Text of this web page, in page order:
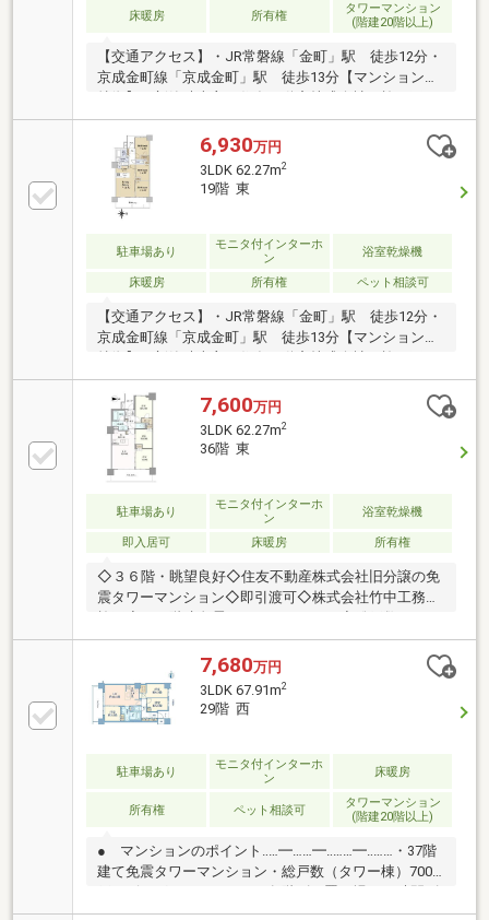
床暖房 所有権
タワーマンション
(階建20階以上)
【交通アクセス】・JR常磐線「金町」駅 徒歩12分・
京成金町線「京成金町」駅 徒歩13分【マンションの
株式会社竹中工務店・築年月：2016年2月築・構
造：鉄筋コンクリート造37階建・免震構造タワーマン
ション・総戸数：840戸【タワー棟700戸、レジデンス
棟：140戸】・ＴＶモニター付オートロック・ダブル
オートロックシステム・ハンズフリーキー採用・２４
時間オンラインセキュリティ・宅配ロッカー・ペット
飼育可（規約等の制限有）・二重床／二重天井・２４
6,930万円
3LDK 62.27m2
19階 東
駐車場あり
モニタ付インターホ
ン
浴室乾燥機
床暖房 所有権 ペット相談可
【交通アクセス】・JR常磐線「金町」駅 徒歩12分・
京成金町線「京成金町」駅 徒歩13分【マンションの
株式会社竹中工務店・築年月：2016年2月築・構
造：鉄筋コンクリート造37階建・免震構造タワーマン
ション・総戸数：840戸【タワー棟700戸、レジデンス
棟：140戸】・ＴＶモニター付オートロック・ダブル
オートロックシステム・ハンズフリーキー採用・２４
飼育可（規約等の制限有）・二重床／二重天井・２４
7,600万円
3LDK 62.27m2
36階 東
駐車場あり
モニタ付インターホ
ン
浴室乾燥機
即入居可 床暖房 所有権
◇３６階・眺望良好◇住友不動産株式会社旧分譲の免
震タワーマンション◇即引渡可◇株式会社竹中工務店
戸（タワー棟）のビッグコミュニティ！◇大規模マン
ションならではの設備・仕様が充実・二重床、二重天
井・オートロックシステム、ハンズフリーキー、防犯
カメラ・２４時間ゴミ出し可能、各階にゴミ置場あ
り・コンシェルジュサービス、宅配ボックス・床暖
（規約制限あり）◇２０２６年４月にハウスクリーニ
ング実施済み【周辺情報】▽いなげや金町店まで７０
ｍ（徒歩１分）
7,680万円
3LDK 67.91m2
29階 西
駐車場あり
モニタ付インターホ
ン
床暖房
所有権 ペット相談可
タワーマンション
(階建20階以上)
● マンションのポイント‥…━……━‥……━‥……・37階
建て免震タワーマンション・総戸数（タワー棟）700
ミ出し可能）・コンシェルジュサービスあり（クリー